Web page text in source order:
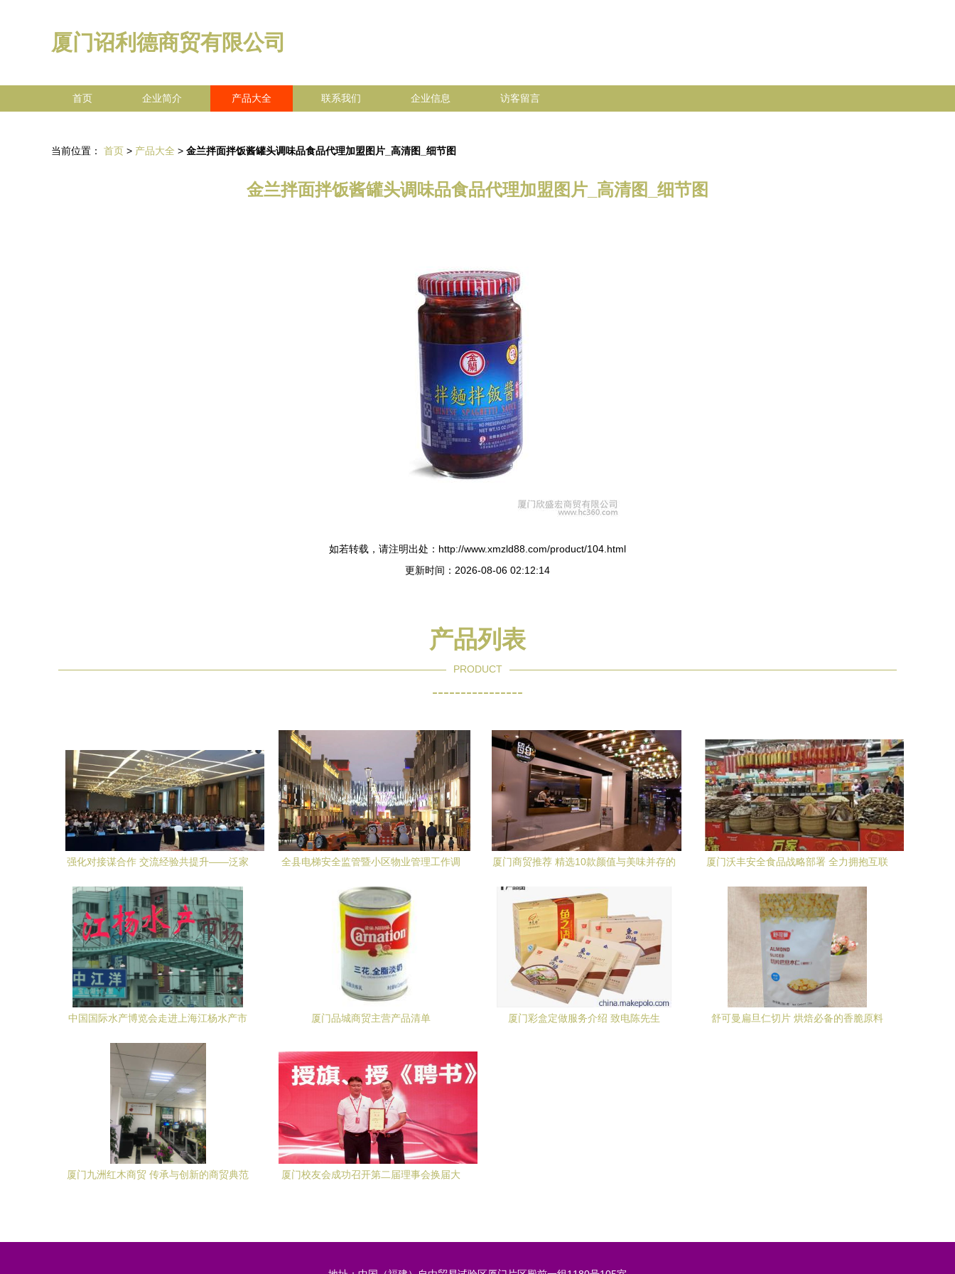
厦门诏利德商贸有限公司
首页 企业简介 产品大全 联系我们 企业信息 访客留言
当前位置： 首页 > 产品大全 > 金兰拌面拌饭酱罐头调味品食品代理加盟图片_高清图_细节图
金兰拌面拌饭酱罐头调味品食品代理加盟图片_高清图_细节图
如若转载，请注明出处：http://www.xmzld88.com/product/104.html
更新时间：2026-08-06 02:12:14
产品列表
PRODUCT
----------------
强化对接谋合作 交流经验共提升——泛家
全县电梯安全监管暨小区物业管理工作调
厦门商贸推荐 精选10款颜值与美味并存的
厦门沃丰安全食品战略部署 全力拥抱互联
中国国际水产博览会走进上海江杨水产市
厦门品城商贸主营产品清单
厦门彩盒定做服务介绍 致电陈先生
舒可曼扁旦仁切片 烘焙必备的香脆原料
厦门九洲红木商贸 传承与创新的商贸典范
厦门校友会成功召开第二届理事会换届大